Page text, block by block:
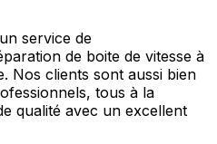
service de
de boite de vitesse à
Nos clients sont aussi bien
tous à la
qualité avec un excellent